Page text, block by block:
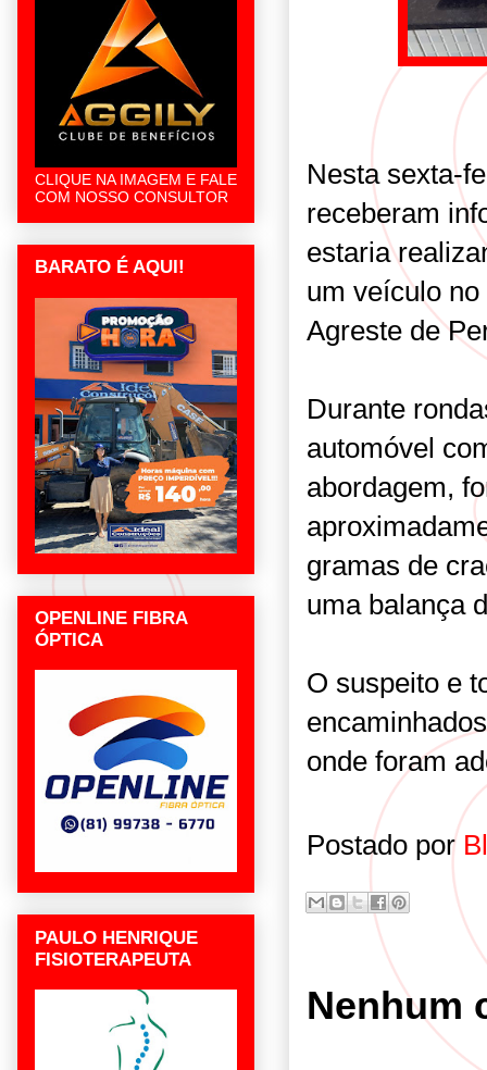
Nesta sexta-
receberam
estaria
um veículo
Agreste de
Durante
automóvel
abordagem,
gramas de
uma balança
O suspeito e
onde foram
Postado por
Nenhum
CLIQUE NA IMAGEM E FALE
COM NOSSO CONSULTOR
BARATO É AQUI!
OPENLINE FIBRA
ÓPTICA
PAULO HENRIQUE
FISIOTERAPEUTA